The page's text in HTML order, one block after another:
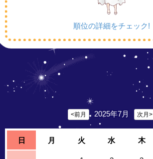
順位の詳細をチェック!
<前月 2025年7月 次月>
日 月 火 水 木